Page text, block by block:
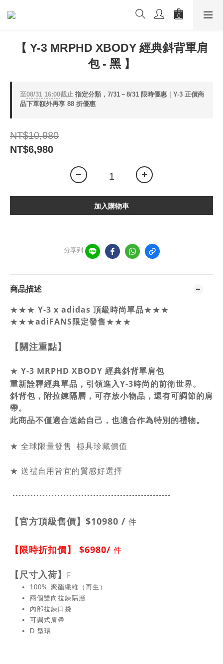
【 Y-3 MRPHD XBODY 經典斜背單肩
包 - 黑 】
至08/31 16:00截止 指定分類，7/31－8/31 限時優惠｜Y-3 正價商
品下單額外再享 88 折優惠
NT$10,980
NT$6,980
加入購物車
分享到
商品描述
★★★ Y-3 x adidas 頂級時尚單品★★★
★★★adiFANS限定發售★★★
【關注重點】
★ Y-3 MRPHD XBODY 經典斜背單肩包
重新詮釋經典單品，引領進入Y-3時尚的前衛世界。
斜背包，附拉鍊隔層，可存放小物品，還有可調節的肩
帶。
此商品不僅適合送給自己，也適合作為特別的禮物。
★ 全球限量發售 極具珍藏價值
★ 送禮自用皆宜的質感好選擇
-----------------------------------------------------
【官方頂級售價】 $10980 / 件
【限時折扣價】 $6980/ 件
【 尺寸入荷】 F
100% 聚酯纖維（再生）
兩個雙向拉鍊隔層
內部拉鍊口袋
可調式肩帶
D 型環